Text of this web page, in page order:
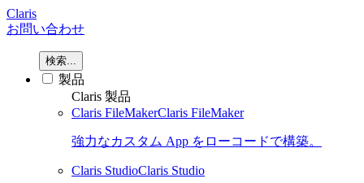
Claris
お問い合わせ
検索...
製品
Claris 製品
Claris FileMakerClaris FileMaker
強力なカスタム App をローコードで構築。
Claris StudioClaris Studio